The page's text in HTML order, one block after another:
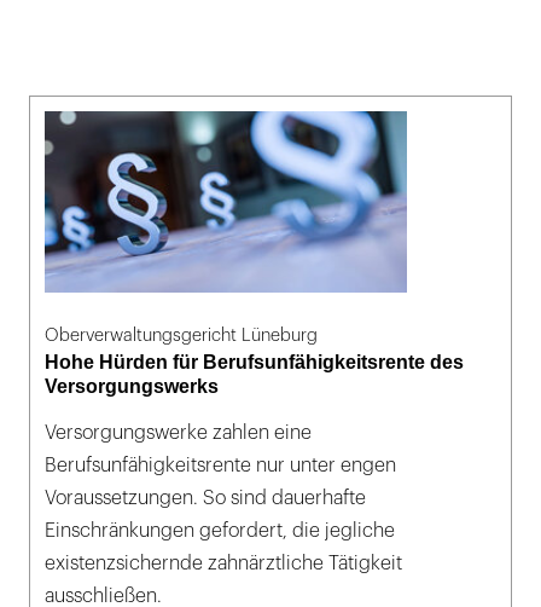
Oberverwaltungsgericht Lüneburg
Hohe Hürden für Berufsunfähigkeitsrente des
Versorgungswerks
Versorgungswerke zahlen eine
Berufsunfähigkeitsrente nur unter engen
Voraussetzungen. So sind dauerhafte
Einschränkungen gefordert, die jegliche
existenzsichernde zahnärztliche Tätigkeit
ausschließen.